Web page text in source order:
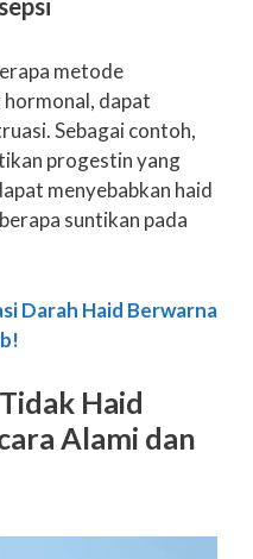
metode
dapat
Sebagai contoh,
progestin yang
menyebabkan haid
suntikan pada
Darah Haid Berwarna
Haid
Alami dan